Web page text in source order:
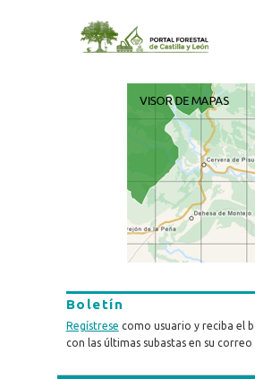
Boletín
Regístrese como usuario y reciba el
con las últimas subastas en su